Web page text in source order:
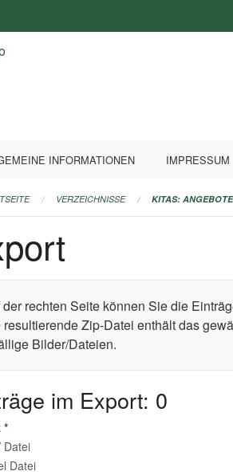
INFORMATIONEN IMPRESSUM
VERZEICHNISSE KITAS:
rechten Seite können Sie die
resultierende Zip-Datei enthält das
Bilder/Dateien.
im Export: 0
*
Datei
Datei